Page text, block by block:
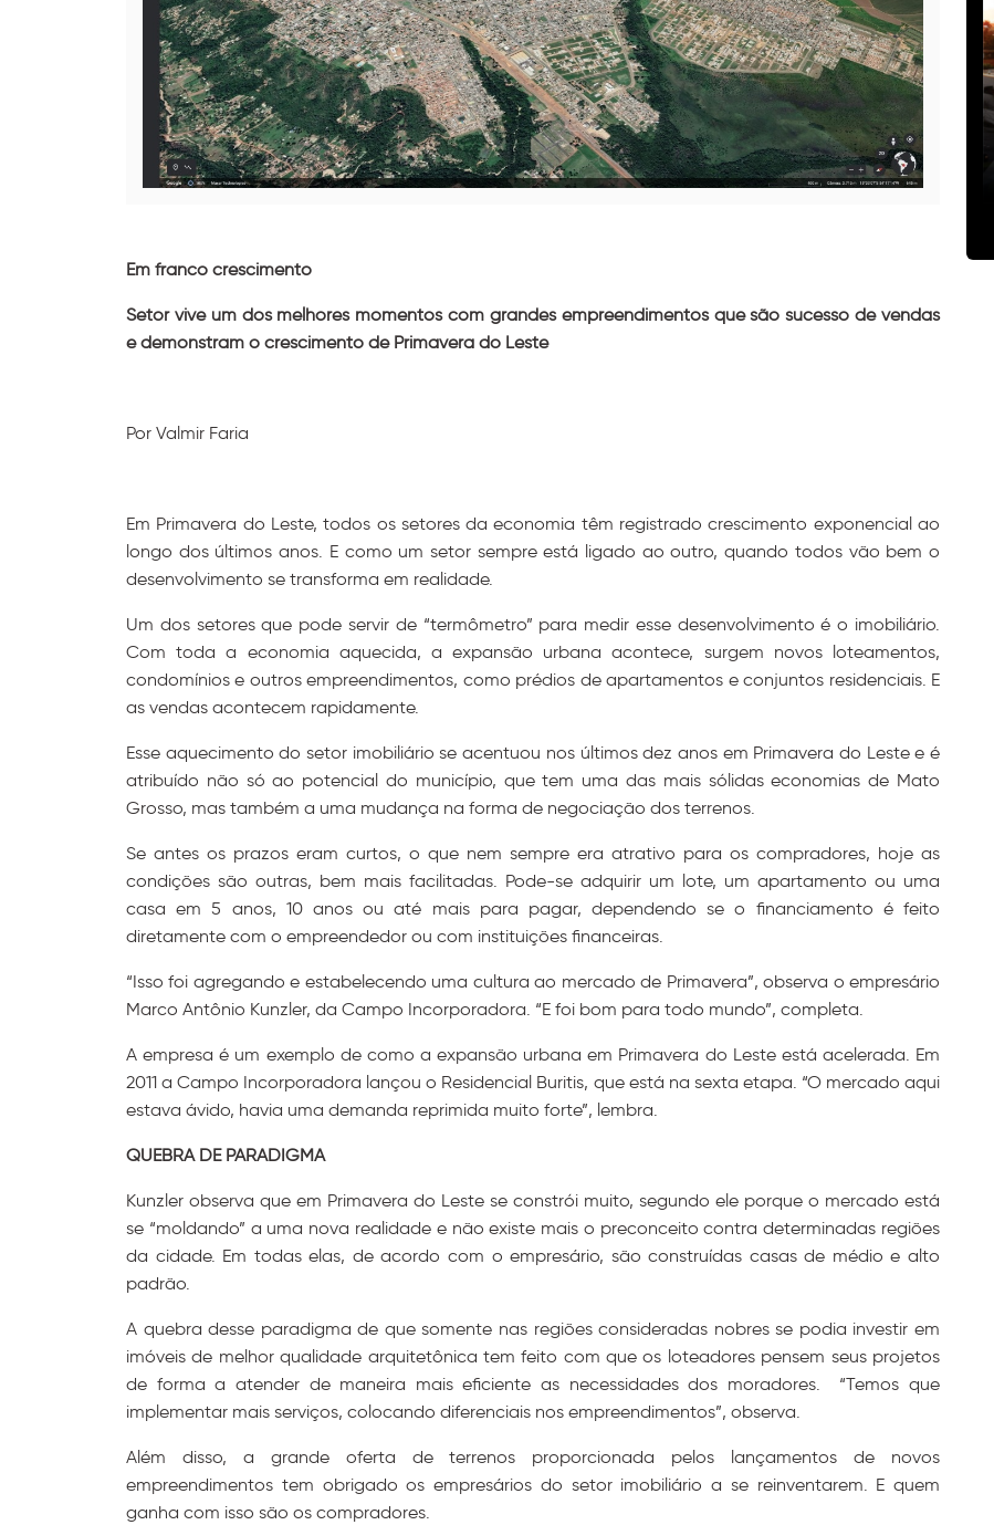
Em franco crescimento
Setor vive um dos melhores momentos com grandes empreendimentos que são sucesso de vendas
e demonstram o crescimento de Primavera do Leste
Por Valmir Faria
Em Primavera do Leste, todos os setores da economia têm registrado crescimento exponencial ao
longo dos últimos anos. E como um setor sempre está ligado ao outro, quando todos vão bem o
desenvolvimento se transforma em realidade.
Um dos setores que pode servir de “termômetro” para medir esse desenvolvimento é o imobiliário.
Com toda a economia aquecida, a expansão urbana acontece, surgem novos loteamentos,
condomínios e outros empreendimentos, como prédios de apartamentos e conjuntos residenciais. E
as vendas acontecem rapidamente.
Esse aquecimento do setor imobiliário se acentuou nos últimos dez anos em Primavera do Leste e é
atribuído não só ao potencial do município, que tem uma das mais sólidas economias de Mato
Grosso, mas também a uma mudança na forma de negociação dos terrenos.
Se antes os prazos eram curtos, o que nem sempre era atrativo para os compradores, hoje as
condições são outras, bem mais facilitadas. Pode-se adquirir um lote, um apartamento ou uma
casa em 5 anos, 10 anos ou até mais para pagar, dependendo se o financiamento é feito
diretamente com o empreendedor ou com instituições financeiras.
“Isso foi agregando e estabelecendo uma cultura ao mercado de Primavera”, observa o empresário
Marco Antônio Kunzler, da Campo Incorporadora. “E foi bom para todo mundo”, completa.
A empresa é um exemplo de como a expansão urbana em Primavera do Leste está acelerada. Em
2011 a Campo Incorporadora lançou o Residencial Buritis, que está na sexta etapa. “O mercado aqui
estava ávido, havia uma demanda reprimida muito forte”, lembra.
QUEBRA DE PARADIGMA
Kunzler observa que em Primavera do Leste se constrói muito, segundo ele porque o mercado está
se “moldando” a uma nova realidade e não existe mais o preconceito contra determinadas regiões
da cidade. Em todas elas, de acordo com o empresário, são construídas casas de médio e alto
padrão.
A quebra desse paradigma de que somente nas regiões consideradas nobres se podia investir em
imóveis de melhor qualidade arquitetônica tem feito com que os loteadores pensem seus projetos
de forma a atender de maneira mais eficiente as necessidades dos moradores. “Temos que
implementar mais serviços, colocando diferenciais nos empreendimentos”, observa.
Além disso, a grande oferta de terrenos proporcionada pelos lançamentos de novos
empreendimentos tem obrigado os empresários do setor imobiliário a se reinventarem. E quem
ganha com isso são os compradores.